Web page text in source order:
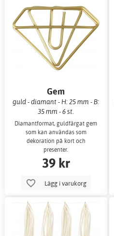
Gem
guld - diamant - H: 25 mm - B:
35 mm - 6 st.
Diamantformat, guldfärgat gem
som kan användas som
dekoration på kort och
presenter.
39 kr
Lägg i varukorg